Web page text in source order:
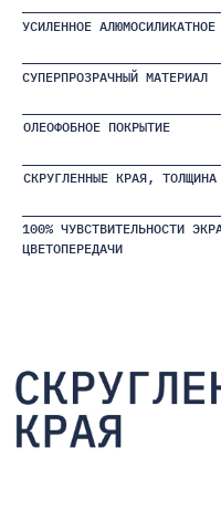
УСИЛЕННОЕ
ОЛЕОФОБНОЕ ПОКРЫТИЕ
СКРУГЛЕННЫЕ КРАЯ,
100% ЧУВСТВИТЕЛЬНОСТИ
ЦВЕТОПЕРЕДАЧИ
СУПЕРПРОЗРАЧНЫЙ МАТЕРИАЛ